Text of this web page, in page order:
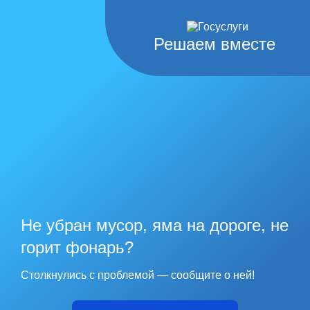
Решаем вместе
Не убран мусор, яма на дороге, не
горит фонарь?
Столкнулись с проблемой — сообщите о ней!